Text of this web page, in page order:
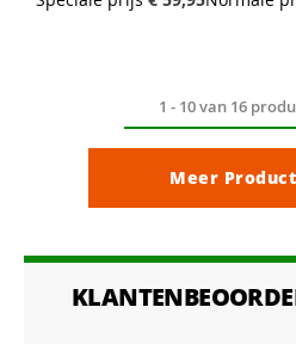
1 - 10van 16
Meer